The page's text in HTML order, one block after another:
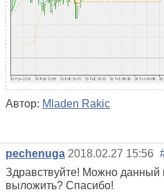
Автор: Mladen Rakic
pechenuga 2018.02.27 15:56
Здравствуйте! Можно данный
выложить? Спасибо!